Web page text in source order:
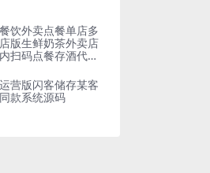
餐饮外卖点餐单店多
店版生鲜奶茶外卖店
内扫码点餐存酒代付
程序
运营版闪客储存某客
同款系统源码